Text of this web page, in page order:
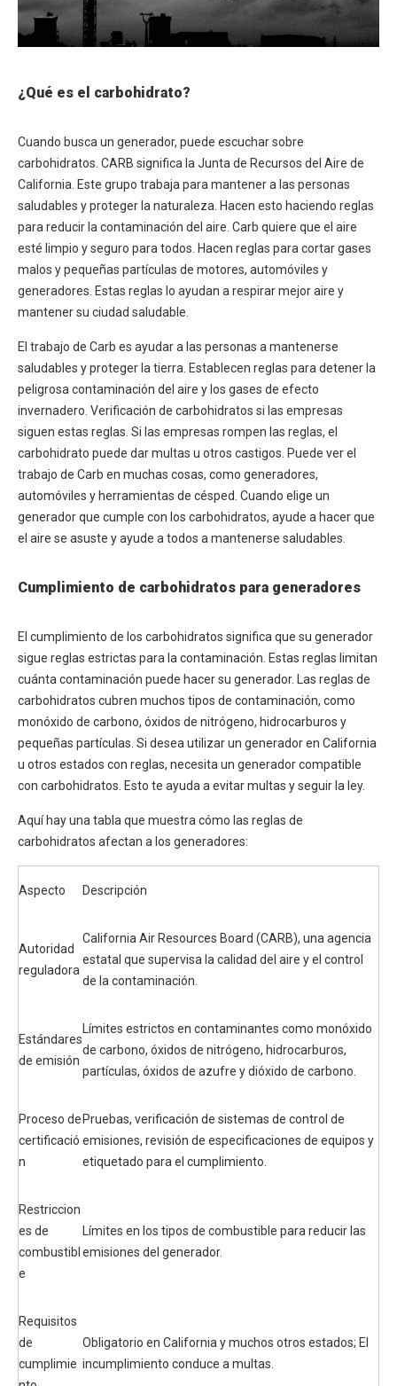
¿Qué es el carbohidrato?
Cuando busca un generador, puede escuchar sobre
carbohidratos. CARB significa la Junta de Recursos del Aire de
California. Este grupo trabaja para mantener a las personas
saludables y proteger la naturaleza. Hacen esto haciendo reglas
para reducir la contaminación del aire. Carb quiere que el aire
esté limpio y seguro para todos. Hacen reglas para cortar gases
malos y pequeñas partículas de motores, automóviles y
generadores. Estas reglas lo ayudan a respirar mejor aire y
mantener su ciudad saludable.
El trabajo de Carb es ayudar a las personas a mantenerse
saludables y proteger la tierra. Establecen reglas para detener la
peligrosa contaminación del aire y los gases de efecto
invernadero. Verificación de carbohidratos si las empresas
siguen estas reglas. Si las empresas rompen las reglas, el
carbohidrato puede dar multas u otros castigos. Puede ver el
trabajo de Carb en muchas cosas, como generadores,
automóviles y herramientas de césped. Cuando elige un
generador que cumple con los carbohidratos, ayude a hacer que
el aire se asuste y ayude a todos a mantenerse saludables.
Cumplimiento de carbohidratos para generadores
El cumplimiento de los carbohidratos significa que su generador
sigue reglas estrictas para la contaminación. Estas reglas limitan
cuánta contaminación puede hacer su generador. Las reglas de
carbohidratos cubren muchos tipos de contaminación, como
monóxido de carbono, óxidos de nitrógeno, hidrocarburos y
pequeñas partículas. Si desea utilizar un generador en California
u otros estados con reglas, necesita un generador compatible
con carbohidratos. Esto te ayuda a evitar multas y seguir la ley.
Aquí hay una tabla que muestra cómo las reglas de
carbohidratos afectan a los generadores:
Aspecto Descripción
Autoridad
reguladora
California Air Resources Board (CARB), una agencia
estatal que supervisa la calidad del aire y el control
de la contaminación.
Estándares
de emisión
Límites estrictos en contaminantes como monóxido
de carbono, óxidos de nitrógeno, hidrocarburos,
partículas, óxidos de azufre y dióxido de carbono.
Proceso de
certificació
n
Pruebas, verificación de sistemas de control de
emisiones, revisión de especificaciones de equipos y
etiquetado para el cumplimiento.
Restriccion
es de
combustibl
e
Límites en los tipos de combustible para reducir las
emisiones del generador.
Requisitos
de
cumplimie
Obligatorio en California y muchos otros estados; El
incumplimiento conduce a multas.